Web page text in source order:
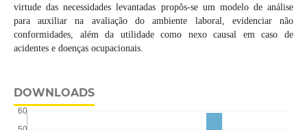
virtude das necessidades levantadas propôs-se um modelo de análise
para auxiliar na avaliação do ambiente laboral, evidenciar não
conformidades, além da utilidade como nexo causal em caso de
acidentes e doenças ocupacionais.
DOWNLOADS